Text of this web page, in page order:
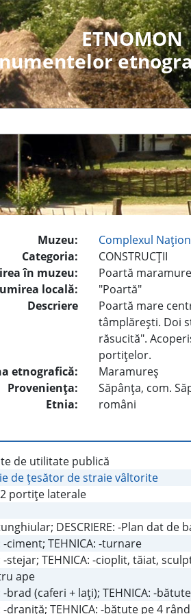
ETNOMON
Muzeu:
Complexul
Categoria:
CONSTRUCŢII
în muzeu:
Poartă
locală:
"Poartă"
Descriere
Poartă mare
tâmplăreşti. Doi
răsucită".
portiţelor.
etnografică:
Maramureş
Provenienţa:
Săpânţa, com.
Etnia:
români
de utilitate publică
de ţesător de straie vâltorite
portiţe laterale
DESCRIERE: -Plan dat
-ciment; TEHNICA: -turnare
-stejar; TEHNICA: -cioplit, tăiat,
ape
-brad (caferi + laţi); TEHNICA: -
-draniţă; TEHNICA: -bătute pe 4